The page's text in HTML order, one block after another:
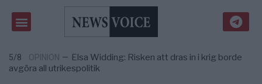
i Sverige – så förändrades markna ...
6/8 UNITED STATES — Tucker Carlson: ”It’s Time to Save
America” – Finally
avgöra all utrikespolitik
5/8 KRIG & FRED — Gaza håller en av de största
massbegravningarna någonsin